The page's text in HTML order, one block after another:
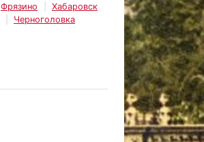
Фрязино
Хабаровск
Черноголовка